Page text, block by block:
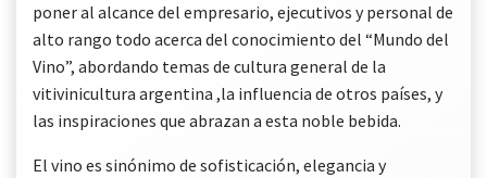
poner al alcance del empresario, ejecutivos y personal de
alto rango todo acerca del conocimiento del “Mundo del
Vino”, abordando temas de cultura general de la
vitivinicultura argentina ,la influencia de otros países, y
las inspiraciones que abrazan a esta noble bebida.
El vino es sinónimo de sofisticación, elegancia y